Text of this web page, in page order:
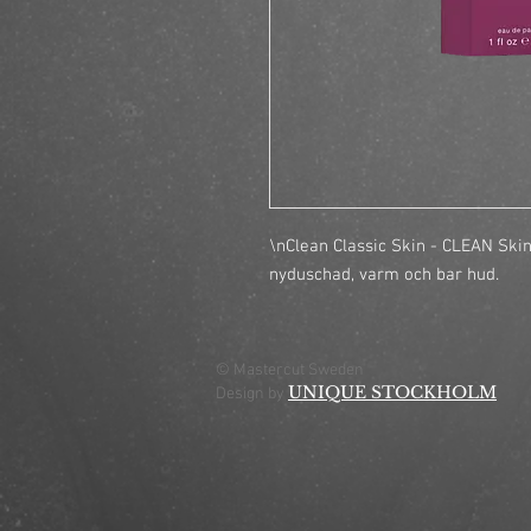
\nClean Classic Skin - CLEAN
nyduschad, varm och bar hud.
© Mastercut Sweden
Design by UNIQUE STOCKHOLM